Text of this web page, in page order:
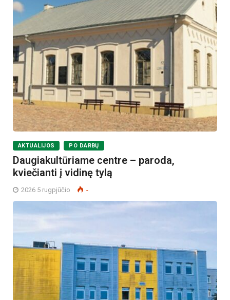
AKTUALIJOS PO DARBŲ
Daugiakultūriame centre – paroda,
kviečianti į vidinę tylą
2026 5 rugpjūčio -